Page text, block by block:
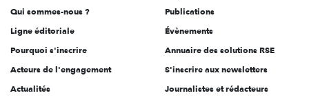
Qui sommes-nous ?
Ligne éditoriale
Pourquoi s'inscrire
Acteurs de l'engagement
Actualités
Publications
Évènements
Annuaire des solutions RSE
S'inscrire aux newsletters
Journalistes et rédacteurs